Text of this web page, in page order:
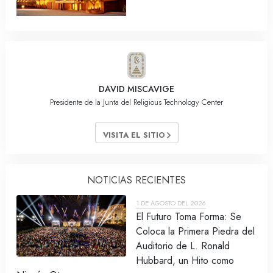
DAVID MISCAVIGE
Presidente de la Junta del Religious Technology Center
VISITA EL SITIO
NOTICIAS RECIENTES
1 DE AGOSTO DEL 2026
El Futuro Toma Forma: Se
Coloca la Primera Piedra del
Auditorio de L. Ronald
Hubbard, un Hito como